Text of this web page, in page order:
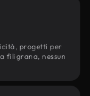
progetti per
filigrana, nessun